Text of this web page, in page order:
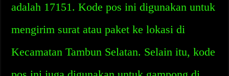
adalah 17151. Kode pos ini digunakan untuk
mengirim surat atau paket ke lokasi di
Kecamatan Tambun Selatan. Selain itu, kode